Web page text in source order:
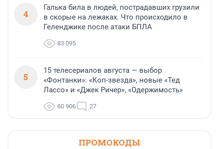
4
Галька била в людей, пострадавших грузили
в скорые на лежаках. Что происходило в
Геленджике после атаки БПЛА
83 095
5
15 телесериалов августа — выбор
«Фонтанки»: «Коп-звезда», новые «Тед
Лассо» и «Джек Ричер», «Одержимость»
60 906 27
ПРОМОКОДЫ